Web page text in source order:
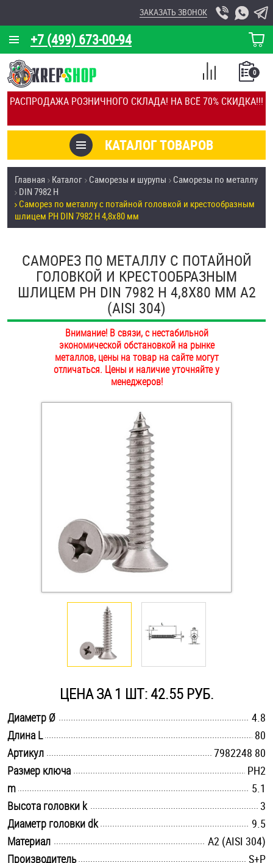
РАСПРОДАЖА РОЗНИЧНОГО СКЛАДА! НА ВСЁ 70% СКИДКА!!!
+7 (499) 673-00-94
ЗАКАЗАТЬ ЗВОНОК
КОРЗИНА
О КОМПАНИИ
КАЛЬКУЛЯТОР
ОТЗЫВЫ
УСЛУГИ
СКИДКИ
ПОКУПАТЕЛЯМ
ОПЛАТА И ДОСТАВКА
КАТАЛОГ ТОВАРОВ
0
СПИСОК
СРАВНЕНИЕ
Товары со скидкой
Анкеры
Антивандальный крепёж, инструмент
Болты и винты
Втулки
Гайки
Дюбели
Дюймовый крепёж
Заклепки (Гайки-Заклепки)
Крюки, кольца с метрической резьбой
Крюки, кольца с шурупной резьбой
Оснастка и аксессуары для яхт
Саморезы и шурупы
Такелаж
Хомуты
Шайбы
Шпильки
Шплинты
Главная Каталог Саморезы и шурупы
Саморезы по металлу
DIN 7982 H
Саморез по металлу с потайной головкой и крестообразным
шлицем PH DIN 7982 H 4,8х80 мм
САМОРЕЗ ПО МЕТАЛЛУ С ПОТАЙНОЙ
ГОЛОВКОЙ И КРЕСТООБРАЗНЫМ
ШЛИЦЕМ PH DIN 7982 H 4,8Х80 ММ А2
(AISI 304)
Внимание! В связи, с нестабильной
экономической обстановкой на рынке
металлов, цены на товар на сайте могут
отличаться. Цены и наличие уточняйте у
менеджеров!
ЦЕНА ЗА 1 ШТ: 42.55 РУБ.
Диаметр Ø
4.8
Длина L
80
Артикул
7982248 80
Размер ключа
PH2
m
5.1
Высота головки k
3
Диаметр головки dk
9.5
Материал
А2 (AISI 304)
Производитель
S+P